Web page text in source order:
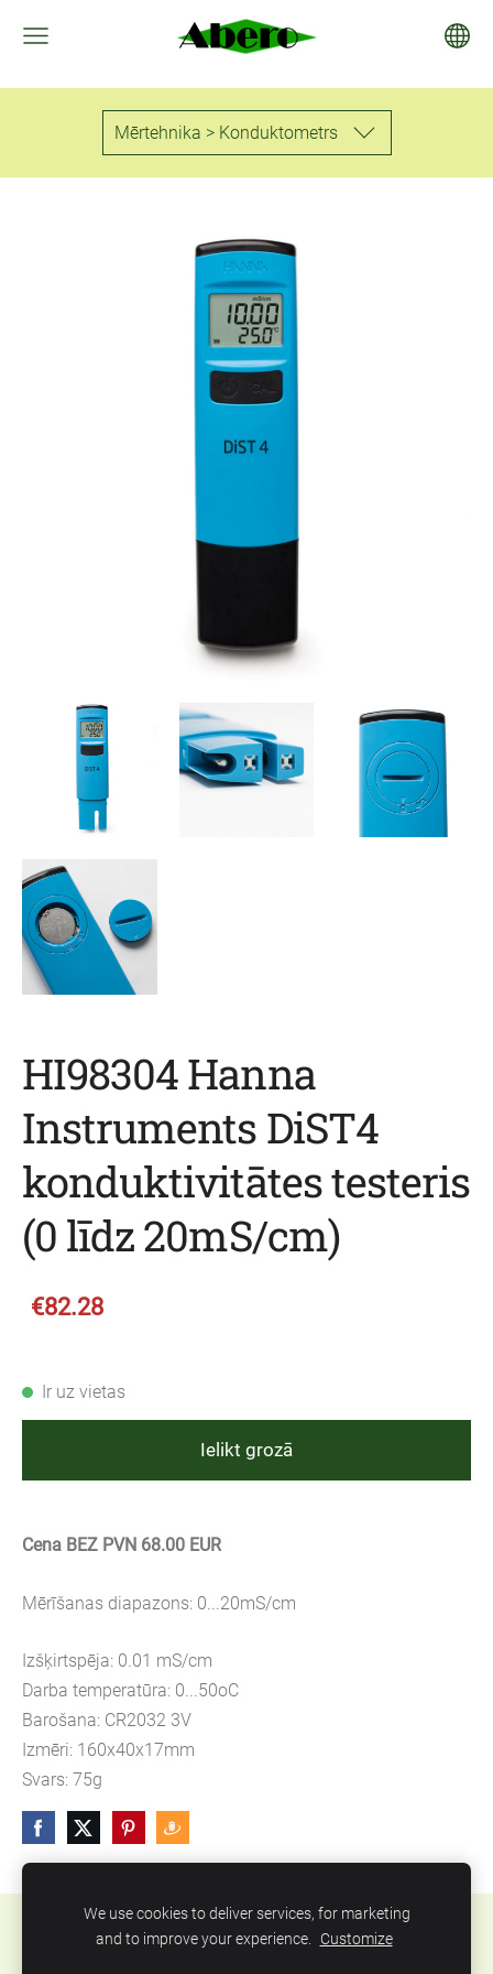
Mērtehnika > Konduktometrs
HI98304 Hanna
Instruments DiST4
konduktivitātes testeris
(0 līdz 20mS/cm)
€82.28
Ir uz vietas
Ielikt grozā
Cena BEZ PVN 68.00 EUR
Mērīšanas diapazons: 0...20mS/cm
Izšķirtspēja: 0.01 mS/cm
Darba temperatūra: 0...50oC
Barošana: CR2032 3V
Izmēri: 160x40x17mm
Svars: 75g
Sīkdatnes
We use cookies to deliver services, for marketing
and to improve your experience. Customize